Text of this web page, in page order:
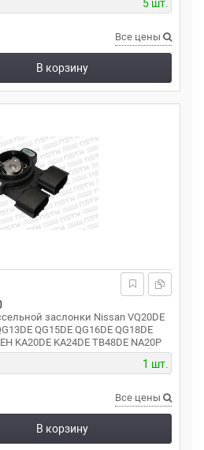
5 шт.
Все цены
В корзину
заслонки Nissan VQ20DE
QG15DE QG16DE QG18DE
KA20DE KA24DE TB48DE NA20P
1 шт.
Все цены
В корзину